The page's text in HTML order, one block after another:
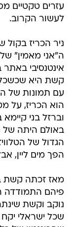
עזרים
לעשור הקרוב.
ניר הכריז
ה"אני מאמין"
אינטנסיבי
קשת היא שכשכל
עם תמונות של
הוא הכריז, על
וברזל בני
באולם היתה של
הגדול של
הפך מים ליין,
מאז זכתה קשת
פיהם התמודדה
נוקב וקשת
שכל ישראלי